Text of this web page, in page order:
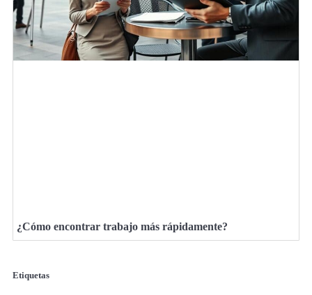
¿Cómo encontrar trabajo más rápidamente?
Etiquetas